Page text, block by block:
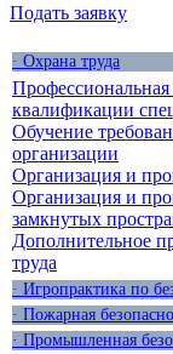
Подать заявку
· Охрана труда
квалификации
Обучение
организации
Организация и
Организация и
замкнутых
Дополнительное
труда
· Игропрактика по
· Пожарная
· Промышленная